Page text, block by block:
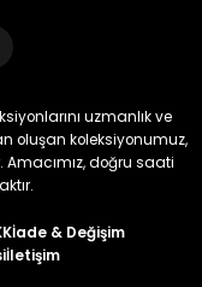
uzmanlık ve
oluşan koleksiyonumuz,
doğru saati
İade & Değişim
İletişim